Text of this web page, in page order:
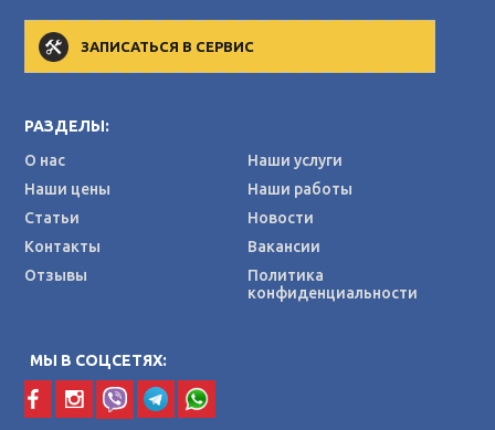
ЗАПИСАТЬСЯ В СЕРВИС
РАЗДЕЛЫ:
О нас
Наши услуги
Наши цены
Наши работы
Статьи
Новости
Контакты
Вакансии
Отзывы
Политика
конфиденциальности
МЫ В СОЦСЕТЯХ: